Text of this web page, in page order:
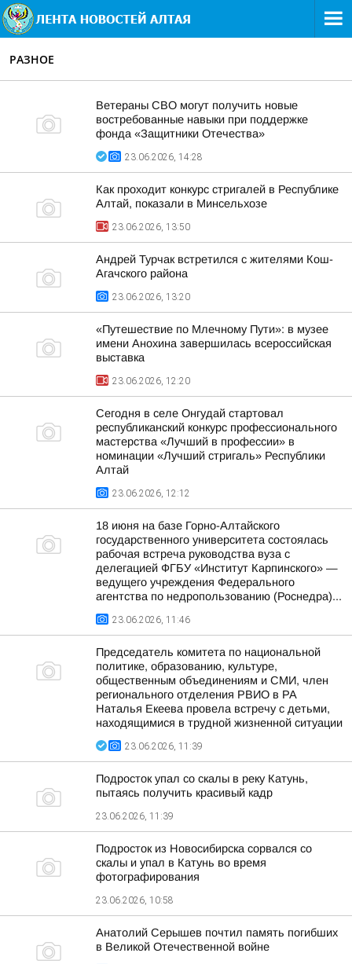
РАЗНОЕ
Ветераны СВО могут получить новые
востребованные навыки при поддержке
фонда «Защитники Отечества»
23.06.2026, 14:28
Как проходит конкурс стригалей в Республике
Алтай, показали в Минсельхозе
23.06.2026, 13:50
Андрей Турчак встретился с жителями Кош-
Агачского района
23.06.2026, 13:20
«Путешествие по Млечному Пути»: в музее
имени Анохина завершилась всероссийская
выставка
23.06.2026, 12:20
Сегодня в селе Онгудай стартовал
республиканский конкурс профессионального
мастерства «Лучший в профессии» в
номинации «Лучший стригаль» Республики
Алтай
23.06.2026, 12:12
18 июня на базе Горно-Алтайского
государственного университета состоялась
рабочая встреча руководства вуза с
делегацией ФГБУ «Институт Карпинского» —
ведущего учреждения Федерального
агентства по недропользованию (Роснедра)...
23.06.2026, 11:46
Председатель комитета по национальной
политике, образованию, культуре,
общественным объединениям и СМИ, член
регионального отделения РВИО в РА
Наталья Екеева провела встречу с детьми,
находящимися в трудной жизненной ситуации
23.06.2026, 11:39
Подросток упал со скалы в реку Катунь,
пытаясь получить красивый кадр
23.06.2026, 11:39
Подросток из Новосибирска сорвался со
скалы и упал в Катунь во время
фотографирования
23.06.2026, 10:58
Анатолий Серышев почтил память погибших
в Великой Отечественной войне